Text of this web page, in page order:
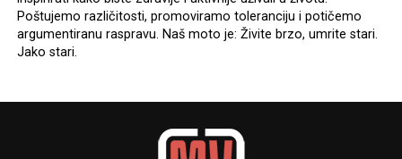
Poštujemo različitosti, promoviramo toleranciju i potičemo
argumentiranu raspravu. Naš moto je: Živite brzo, umrite stari.
Jako stari.